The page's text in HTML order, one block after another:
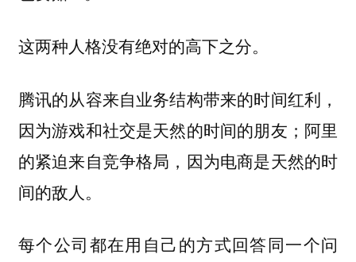
这两种人格没有绝对的高下之分。
腾讯的从容来自业务结构带来的时间红利，
因为游戏和社交是天然的时间的朋友；阿里
的紧迫来自竞争格局，因为电商是天然的时
间的敌人。
每个公司都在用自己的方式回答同一个问